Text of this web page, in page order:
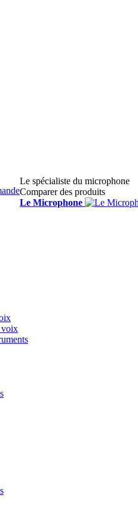
Le spécialiste du microphone
Comparer des produits
Le Microphone
voix